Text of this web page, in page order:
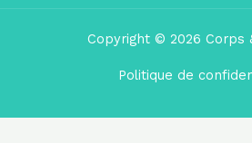
Copyright © 2026 Corps
Politique de